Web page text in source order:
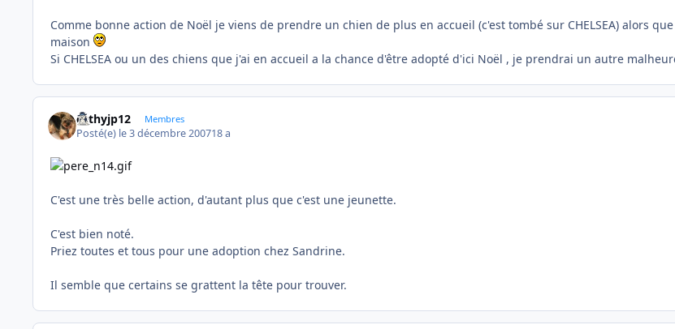
Comme bonne action de Noël je viens de prendre un chien de plus en accueil (c'est tombé sur CHELSEA) alors
maison
Si CHELSEA ou un des chiens que j'ai en accueil a la chance d'être adopté d'ici Noël , je prendrai un autre
cathyjp12 Membres
Posté(e) le 3 décembre 200718 a
C'est une très belle action, d'autant plus que c'est une jeunette.
C'est bien noté.
Priez toutes et tous pour une adoption chez Sandrine.
Il semble que certains se grattent la tête pour trouver.